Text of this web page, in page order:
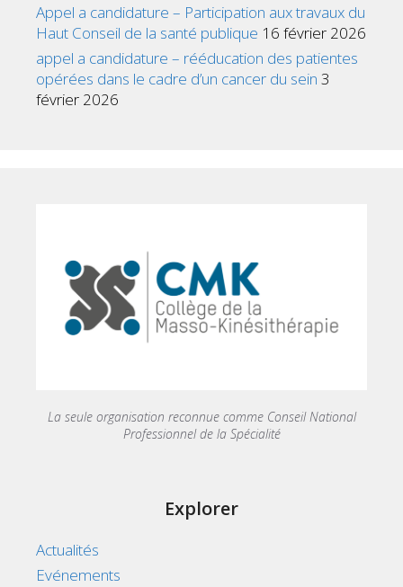
Appel a candidature – Participation aux travaux du
Haut Conseil de la santé publique 16 février 2026
appel a candidature – rééducation des patientes
opérées dans le cadre d’un cancer du sein 3
février 2026
La seule organisation reconnue comme Conseil National
Professionnel de la Spécialité
Explorer
Actualités
Evénements